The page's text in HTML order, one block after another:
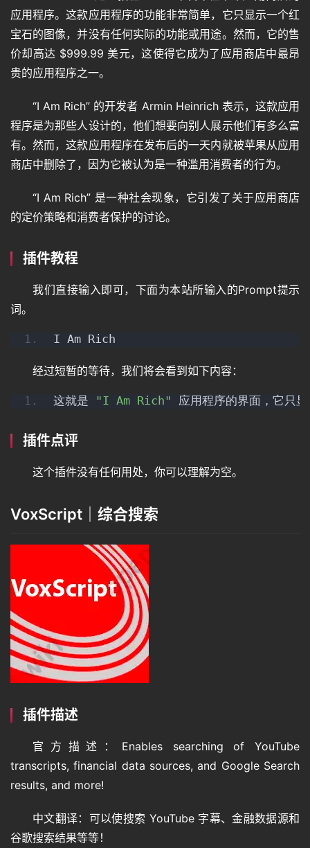
答
免
费
应用程序。这款应用程序的功能非常简单，它只显示一个红
宝石的图像，并没有任何实际的功能或用途。然而，它的售
价却高达 $999.99 美元，这使得它成为了应用商店中最昂
贵的应用程序之一。
“I Am Rich” 的开发者 Armin Heinrich 表示，这款应用
程序是为那些人设计的，他们想要向别人展示他们有多么富
有。然而，这款应用程序在发布后的一天内就被苹果从应用
商店中删除了，因为它被认为是一种滥用消费者的行为。
“I Am Rich” 是一种社会现象，它引发了关于应用商店
的定价策略和消费者保护的讨论。
插件教程
我们直接输入即可，下面为本站所输入的Prompt提示
词。
I Am Rich
经过短暂的等待，我们将会看到如下内容：
这就是 "I Am Rich" 应用程序的界面，它只
插件点评
这个插件没有任何用处，你可以理解为空。
VoxScript｜综合搜索
插件描述
官方描述：Enables searching of YouTube
transcripts, financial data sources, and Google Search
results, and more!
中文翻译：可以使搜索 YouTube 字幕、金融数据源和
谷歌搜索结果等等！